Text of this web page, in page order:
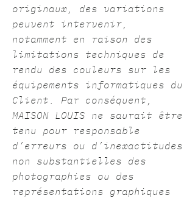
originaux, des variations
peuvent intervenir,
notamment en raison des
limitations techniques de
rendu des couleurs sur les
équipements informatiques du
Client. Par conséquent,
MAISON LOUIS ne saurait être
tenu pour responsable
d’erreurs ou d’inexactitudes
non substantielles des
photographies ou des
représentations graphiques